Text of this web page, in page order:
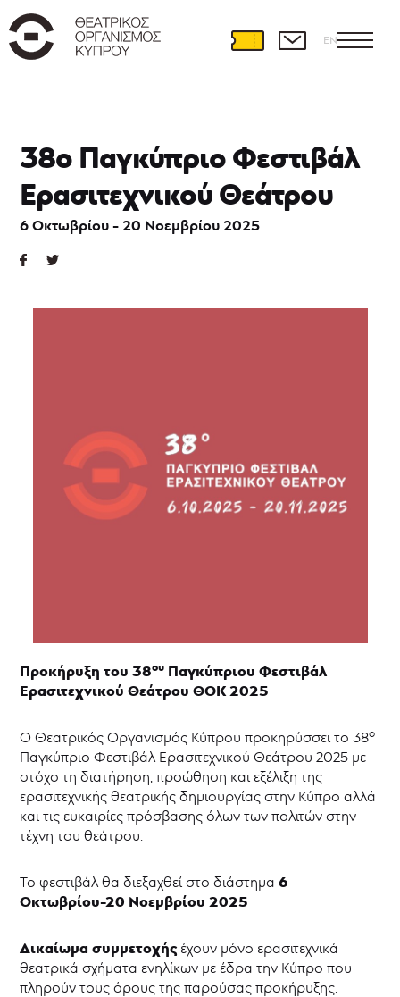
EN
38ο Παγκύπριο Φεστιβάλ
Ερασιτεχνικού Θεάτρου
6 Οκτωβρίου - 20 Νοεμβρίου 2025
Προκήρυξη του 38ου Παγκύπριου Φεστιβάλ
Ερασιτεχνικού Θεάτρου ΘΟΚ 2025
Ο Θεατρικός Οργανισμός Κύπρου προκηρύσσει το 38ο
Παγκύπριο Φεστιβάλ Ερασιτεχνικού Θεάτρου 2025 με
στόχο τη διατήρηση, προώθηση και εξέλιξη της
ερασιτεχνικής θεατρικής δημιουργίας στην Κύπρο αλλά
και τις ευκαιρίες πρόσβασης όλων των πολιτών στην
τέχνη του θεάτρου.
Το φεστιβάλ θα διεξαχθεί στο διάστημα6
Οκτωβρίου-20 Νοεμβρίου 2025
Δικαίωμα συμμετοχής έχουν μόνο ερασιτεχνικά
θεατρικά σχήματα ενηλίκων με έδρα την Κύπρο που
πληρούν τους όρους της παρούσας προκήρυξης.
Διεθνείς
συνεργασίες
Θέατρο
και
Εκπαιδευτικά
Παγκύπριο
Φεστιβάλ
Ερασιτεχνικού
Θεάτρου
Θεάτρου
35ο
Ερασιτεχνικού
Θεάτρου
34ο
Παγκύπριο
Φεστιβάλ
Ερασιτεχνικού
Θεάτρου
Παγκύπριο
Φεστιβάλ
31ο
Παγκύπριο
Φεστιβάλ